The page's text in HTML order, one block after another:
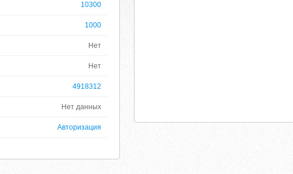
10300
1000
Нет
Нет
4918312
Нет данных
Авторизация